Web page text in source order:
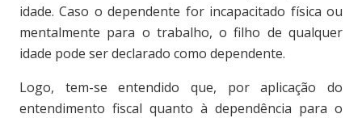
idade. Caso o dependente for incapacitado física ou
mentalmente para o trabalho, o filho de qualquer
idade pode ser declarado como dependente.
Logo, tem-se entendido que, por aplicação do
entendimento fiscal quanto à dependência para o